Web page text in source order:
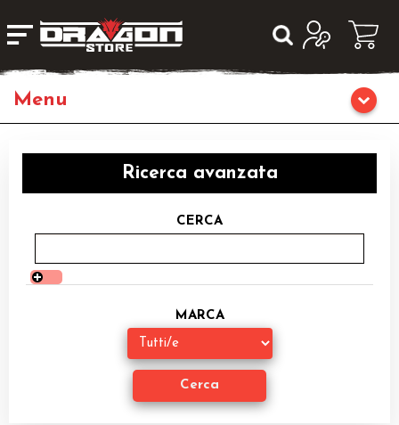
Giochi di Ruolo
Librigame
Editoria
Giochi di Carte Collezionabili
Ricerca avanzata
CERCA
MARCA